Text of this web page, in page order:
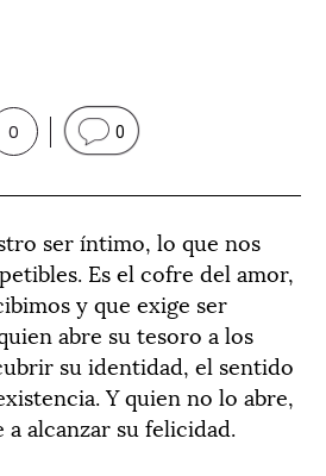
0 0
ser íntimo, lo que nos
Es el cofre del amor,
y que exige ser
abre su tesoro a los
su identidad, el sentido
Y quien no lo abre,
alcanzar su felicidad.